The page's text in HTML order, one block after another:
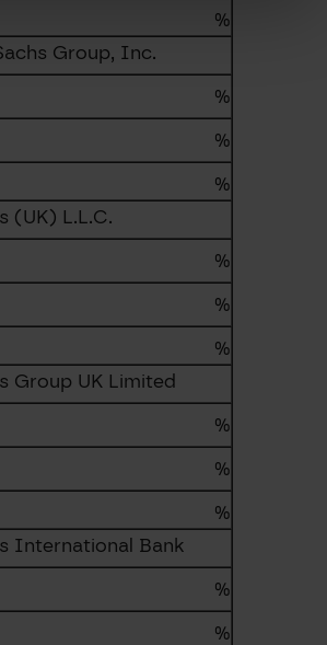
%
Group, Inc.
%
%
%
(UK) L.L.C.
%
%
%
Group UK Limited
%
%
%
International Bank
%
%